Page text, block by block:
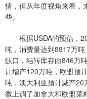
情，但从年度视角来看，
些。
根据USDA的预估，
吨，消费量达到8817万
缺口，结转库存由846万
计增产120万吨，欧盟预
吨，澳大利亚预计减产
微上调了加拿大和欧盟菜